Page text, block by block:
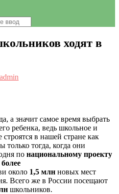
ходят в
admin
а значит самое время выбрать
ребенка, ведь школьное и
в нашей стране как
только тогда, когда они
по национальному проекту
более
около 1,5 млн новых мест
Всего же в России посещают
школьников.